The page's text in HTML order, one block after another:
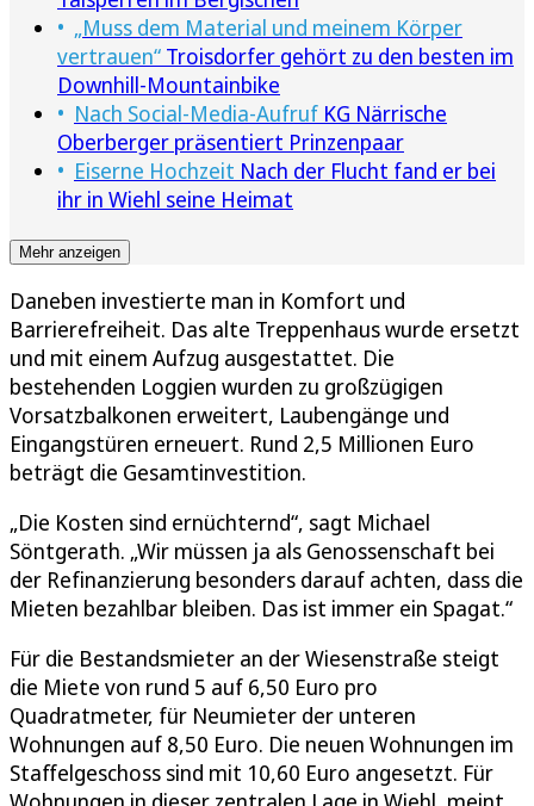
„Muss dem Material und meinem Körper
vertrauen“ Troisdorfer gehört zu den besten im
Downhill-Mountainbike
Nach Social-Media-Aufruf KG Närrische
Oberberger präsentiert Prinzenpaar
Eiserne Hochzeit Nach der Flucht fand er bei
ihr in Wiehl seine Heimat
Mehr anzeigen
Daneben investierte man in Komfort und
Barrierefreiheit. Das alte Treppenhaus wurde ersetzt
und mit einem Aufzug ausgestattet. Die
bestehenden Loggien wurden zu großzügigen
Vorsatzbalkonen erweitert, Laubengänge und
Eingangstüren erneuert. Rund 2,5 Millionen Euro
beträgt die Gesamtinvestition.
„Die Kosten sind ernüchternd“, sagt Michael
Söntgerath. „Wir müssen ja als Genossenschaft bei
der Refinanzierung besonders darauf achten, dass die
Mieten bezahlbar bleiben. Das ist immer ein Spagat.“
Für die Bestandsmieter an der Wiesenstraße steigt
die Miete von rund 5 auf 6,50 Euro pro
Quadratmeter, für Neumieter der unteren
Wohnungen auf 8,50 Euro. Die neuen Wohnungen im
Staffelgeschoss sind mit 10,60 Euro angesetzt. Für